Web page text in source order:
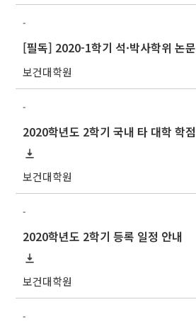
-
보건대학원
-
2020학년도 2학기 국내 타 대학 학
보건대학원
-
2020학년도 2학기 등록 일정 안내
보건대학원
-